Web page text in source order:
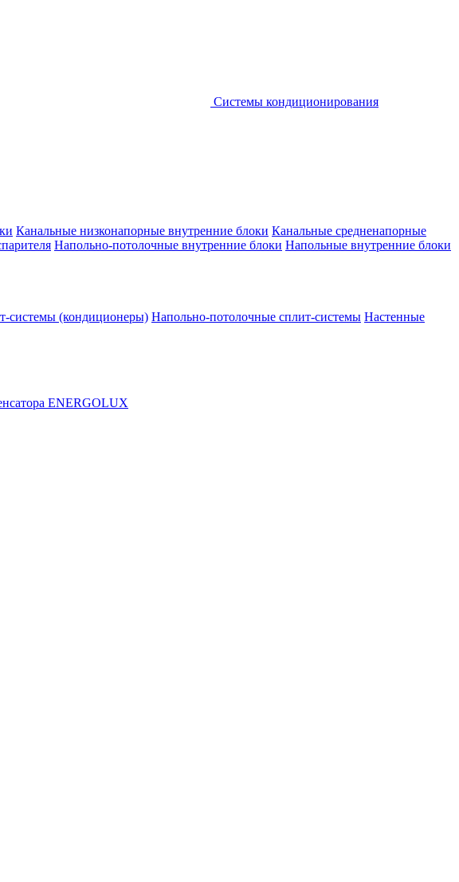
Системы кондиционирования
Канальные низконапорные внутренние блоки Канальные средненапорные
Напольно-потолочные внутренние блоки Напольные внутренние блоки
системы (кондиционеры) Напольно-потолочные сплит-системы Настенные
ENERGOLUX